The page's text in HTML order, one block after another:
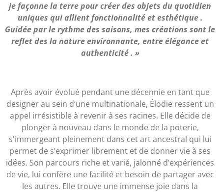
je façonne la terre pour créer des objets du quotidien
uniques qui allient fonctionnalité et esthétique .
Guidée par le rythme des saisons, mes créations sont le
reflet des la nature environnante, entre élégance et
authenticité . »
Après avoir évolué pendant une décennie en tant que
designer au sein d’une multinationale, Élodie ressent un
appel irrésistible à revenir à ses racines. Elle décide de
plonger à nouveau dans le monde de la poterie,
s'immergeant pleinement dans cet art ancestral qui lui
permet de s’exprimer librement et de donner vie à ses
idées. Son parcours riche et varié, jalonné d’expériences
de vie, lui confère une facilité et besoin de partager avec
les autres. Elle trouve une immense joie dans la